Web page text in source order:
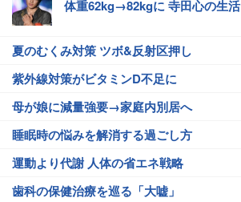
体重62kg→82kgに 寺田心の生活
夏のむくみ対策 ツボ&反射区押し
紫外線対策がビタミンD不足に
母が娘に減量強要→家庭内別居へ
睡眠時の悩みを解消する過ごし方
運動より代謝 人体の省エネ戦略
歯科の保健治療を巡る「大嘘」